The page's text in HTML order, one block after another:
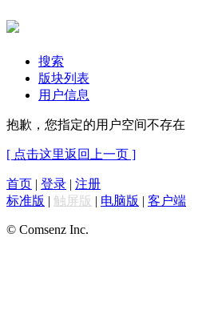
搜索
版块列表
用户信息
抱歉，您指定的用户空间不存在
[ 点击这里返回上一页 ]
首页 | 登录 | 注册
标准版 | 触屏版 | 电脑版 | 客户端
© Comsenz Inc.